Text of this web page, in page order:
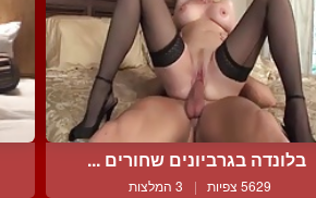
בלונדה בגרביונים שחורים ...
5629 צפיות | 3 המלצות